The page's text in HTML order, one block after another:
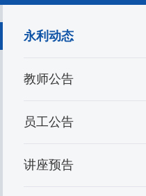
永利动态
教师公告
员工公告
讲座预告